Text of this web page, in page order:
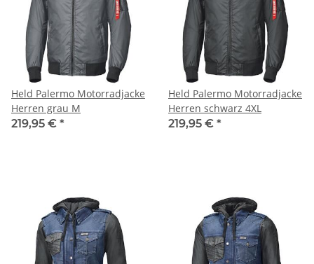
Held Palermo Motorradjacke
Herren grau M
219,95 € *
Held Palermo Motorradjacke
Herren schwarz 4XL
219,95 € *